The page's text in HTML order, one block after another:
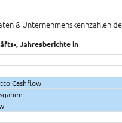
& Unternehmenskennzahlen
, Jahresberichte in
Cashflow